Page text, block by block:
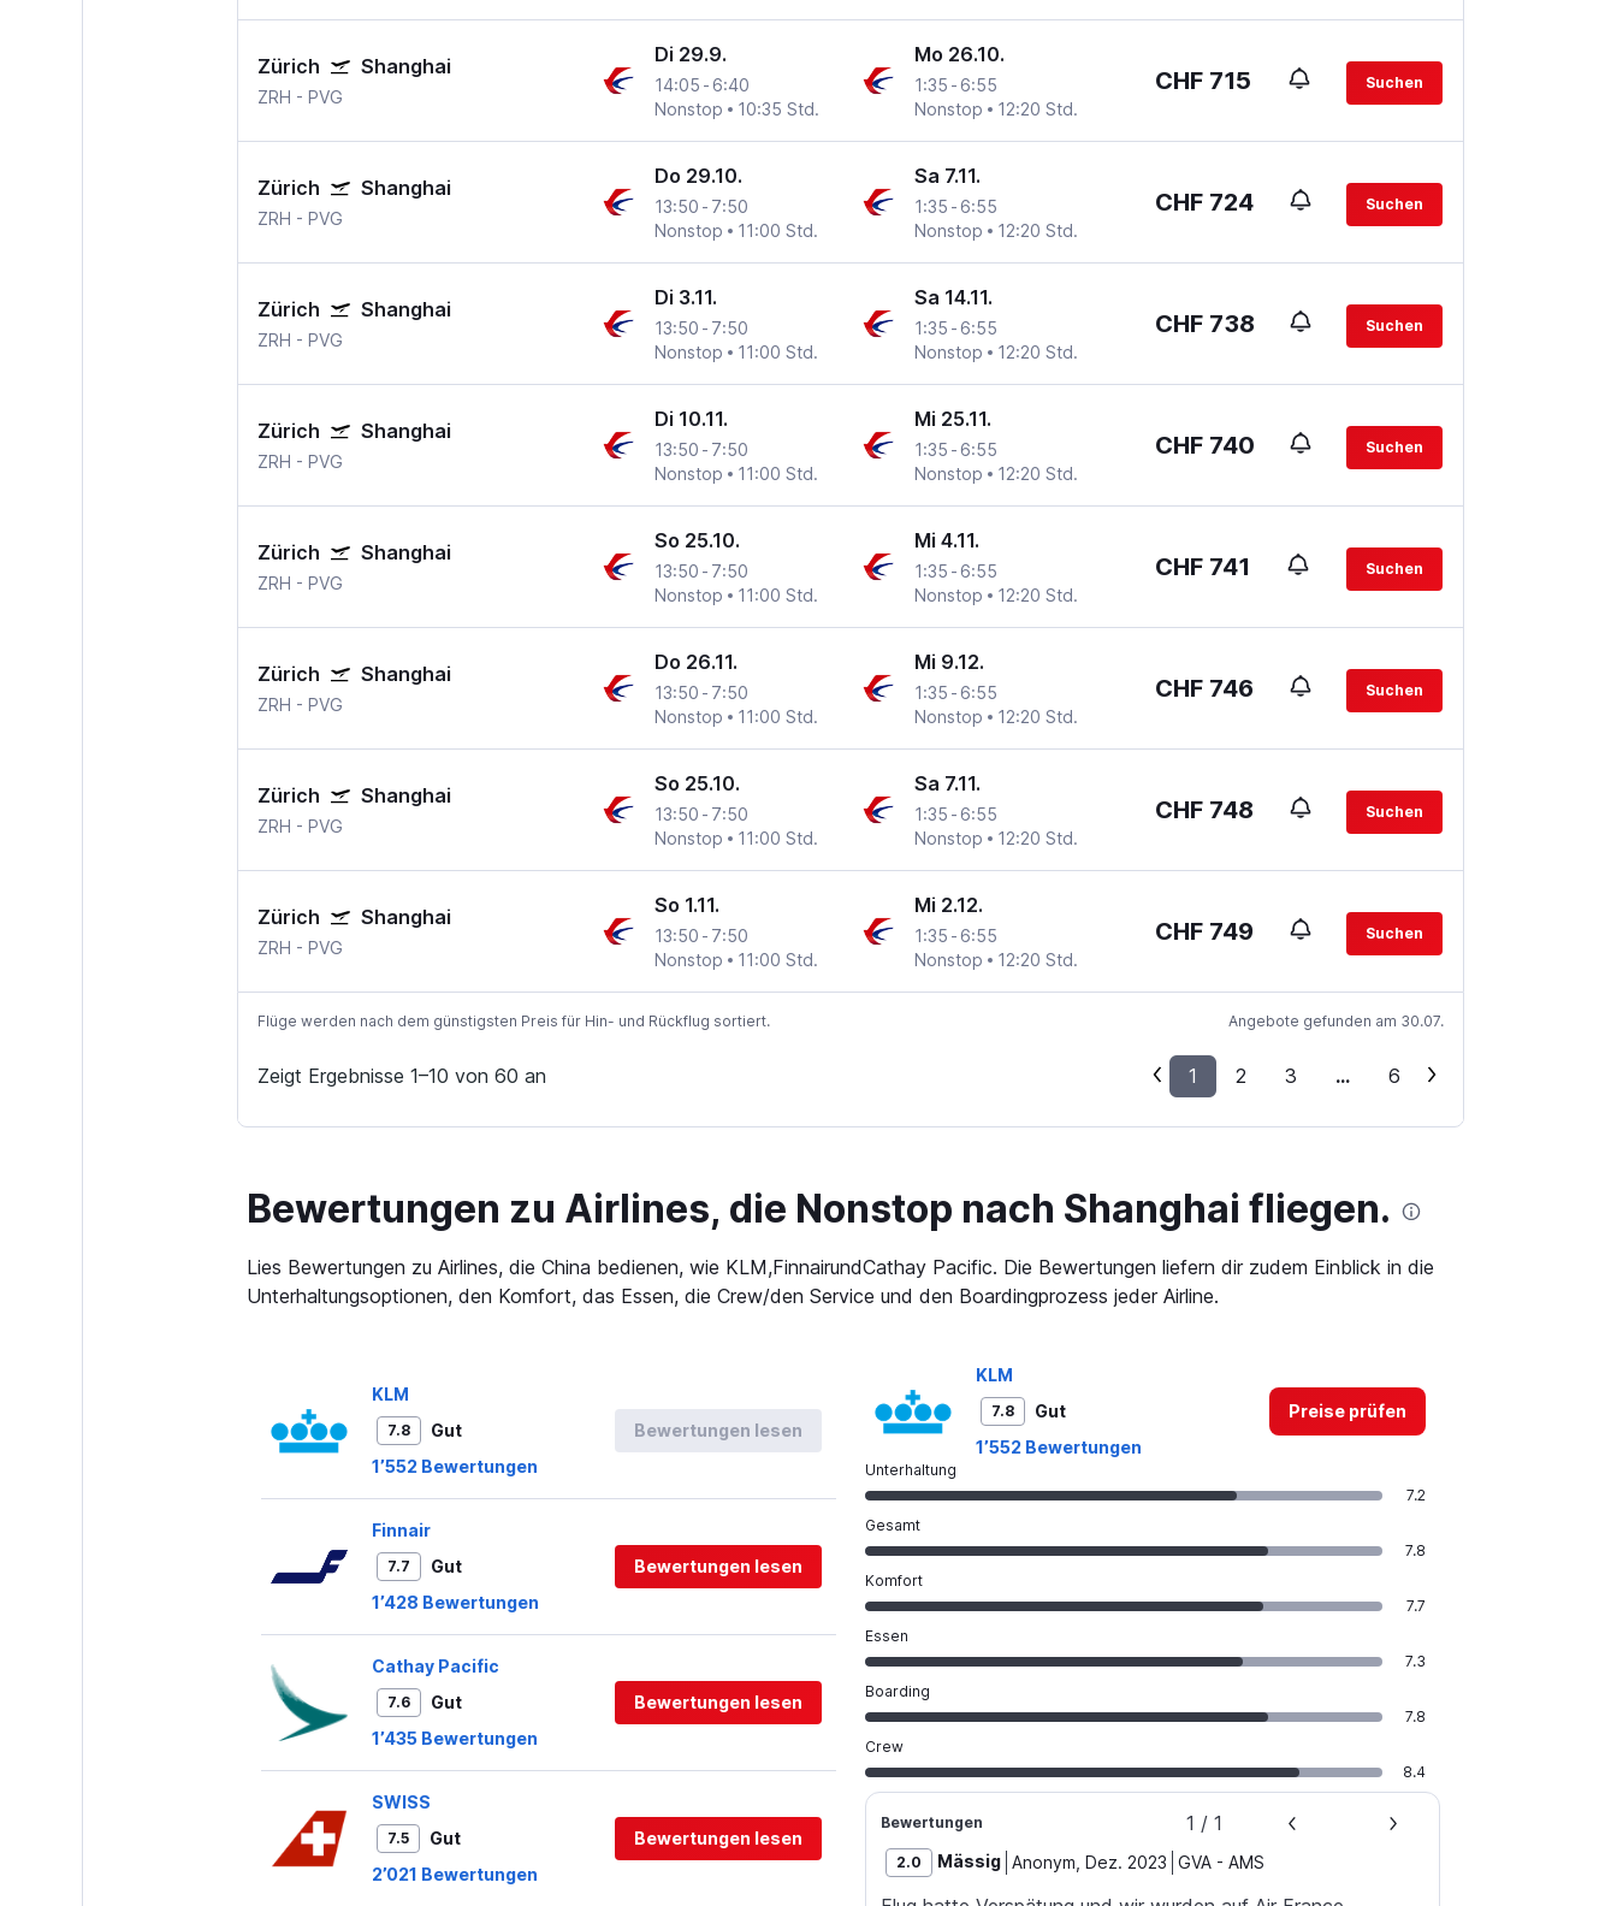
Zürich Shanghai
ZRH - PVG
Di 29.9.
14:05 - 6:40
Nonstop
10:35 Std.
Mo 26.10.
1:35 - 6:55
Nonstop
12:20 Std.
CHF 715 Suchen
Zürich Shanghai
ZRH - PVG
Do 29.10.
13:50 - 7:50
Nonstop
11:00 Std.
Sa 7.11.
1:35 - 6:55
Nonstop
12:20 Std.
CHF 724 Suchen
Zürich Shanghai
ZRH - PVG
Di 3.11.
13:50 - 7:50
Nonstop
11:00 Std.
Sa 14.11.
1:35 - 6:55
Nonstop
12:20 Std.
CHF 738 Suchen
Zürich Shanghai
ZRH - PVG
Di 10.11.
13:50 - 7:50
Nonstop
11:00 Std.
Mi 25.11.
1:35 - 6:55
Nonstop
12:20 Std.
CHF 740 Suchen
Zürich Shanghai
ZRH - PVG
So 25.10.
13:50 - 7:50
Nonstop
11:00 Std.
Mi 4.11.
1:35 - 6:55
Nonstop
12:20 Std.
CHF 741 Suchen
Zürich Shanghai
ZRH - PVG
Do 26.11.
13:50 - 7:50
Nonstop
11:00 Std.
Mi 9.12.
1:35 - 6:55
Nonstop
12:20 Std.
CHF 746 Suchen
Zürich Shanghai
ZRH - PVG
So 25.10.
13:50 - 7:50
Nonstop
11:00 Std.
Sa 7.11.
1:35 - 6:55
Nonstop
12:20 Std.
CHF 748 Suchen
Zürich Shanghai
ZRH - PVG
So 1.11.
13:50 - 7:50
Nonstop
11:00 Std.
Mi 2.12.
1:35 - 6:55
Nonstop
12:20 Std.
CHF 749 Suchen
Flüge werden nach dem günstigsten Preis für Hin- und Rückflug sortiert. Angebote gefunden am 30.07.
Zeigt Ergebnisse 1–10 von 60 an 1 2 3 ... 6
Bewertungen zu Airlines, die Nonstop nach Shanghai fliegen.
Lies Bewertungen zu Airlines, die China bedienen, wie KLM,FinnairundCathay Pacific. Die Bewertungen liefern dir zudem Einblick in die
Unterhaltungsoptionen, den Komfort, das Essen, die Crew/den Service und den Boardingprozess jeder Airline.
KLM
7.8
Gut
1’552 Bewertungen
Bewertungen lesen
Finnair
7.7
Gut
1’428 Bewertungen
Bewertungen lesen
Cathay Pacific
7.6
Gut
1’435 Bewertungen
Bewertungen lesen
SWISS
7.5
Gut
2’021 Bewertungen
Bewertungen lesen
KLM
7.8
Gut
1’552 Bewertungen
Preise prüfen
Unterhaltung
7.2
Gesamt
7.8
Komfort
7.7
Essen
7.3
Boarding
7.8
Crew
8.4
Bewertungen 1 / 1
2.0 Mässig Anonym Dez. 2023 GVA- AMS